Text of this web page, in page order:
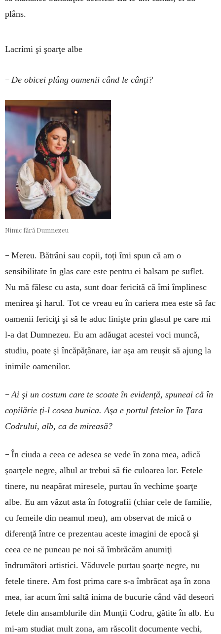
plâns.
Lacrimi şi şoarţe albe
– De obicei plâng oamenii când le cânţi?
Nimic fără Dumnezeu
– Mereu. Bătrâni sau copii, toţi îmi spun că am o
sensibilitate în glas care este pentru ei balsam pe suflet.
Nu mă fălesc cu asta, sunt doar fericită că îmi împlinesc
menirea şi harul. Tot ce vreau eu în cariera mea este să fac
oamenii fericiţi şi să le aduc linişte prin glasul pe care mi
l-a dat Dumnezeu. Eu am adăugat acestei voci muncă,
studiu, poate şi încăpăţânare, iar aşa am reuşit să ajung la
inimile oamenilor.
– Ai şi un costum care te scoate în evidenţă, spuneai că în
copilărie ţi-l cosea bunica. Aşa e portul fetelor în Ţara
Codrului, alb, ca de mireasă?
– În ciuda a ceea ce adesea se vede în zona mea, adică
şoarţele negre, albul ar trebui să fie culoarea lor. Fetele
tinere, nu neapărat miresele, purtau în vechime şoarţe
albe. Eu am văzut asta în fotografii (chiar cele de familie,
cu femeile din neamul meu), am observat de mică o
diferenţă între ce prezentau aceste imagini de epocă şi
ceea ce ne puneau pe noi să îmbrăcăm anumiţi
îndrumători artistici. Văduvele purtau şoarţe negre, nu
fetele tinere. Am fost prima care s-a îmbrăcat aşa în zona
mea, iar acum îmi saltă inima de bucurie când văd deseori
fetele din ansamblurile din Munții Codru, gătite în alb. Eu
mi-am studiat mult zona, am răscolit documente vechi,